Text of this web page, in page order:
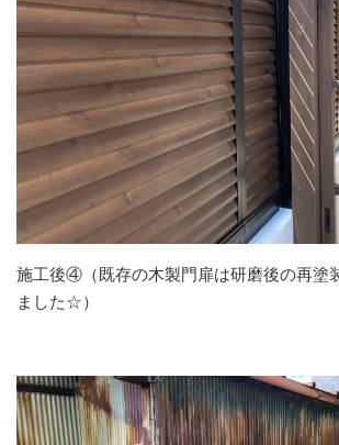
施工後④（既存の木製門扉は研磨後の再塗
ました☆）